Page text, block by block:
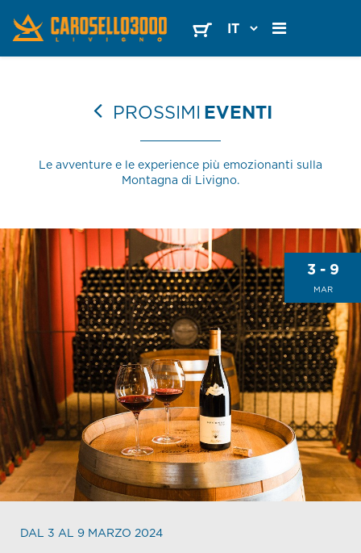
PROSSIMI EVENTI
Le avventure e le experience più emozionanti sulla
Montagna di Livigno.
3 - 9
MAR
DAL 3 AL 9 MARZO 2024